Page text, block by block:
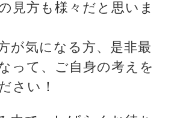
見方も様々だと思いま
が気になる方、是非最
って、ご自身の考えを
さい！